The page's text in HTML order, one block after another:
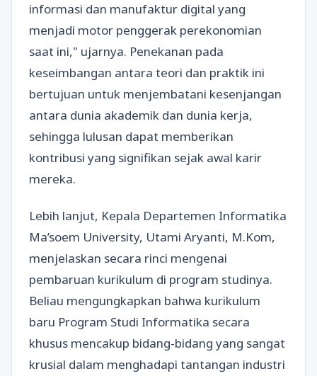
informasi dan manufaktur digital yang
menjadi motor penggerak perekonomian
saat ini," ujarnya. Penekanan pada
keseimbangan antara teori dan praktik ini
bertujuan untuk menjembatani kesenjangan
antara dunia akademik dan dunia kerja,
sehingga lulusan dapat memberikan
kontribusi yang signifikan sejak awal karir
mereka.
Lebih lanjut, Kepala Departemen Informatika
Ma’soem University, Utami Aryanti, M.Kom,
menjelaskan secara rinci mengenai
pembaruan kurikulum di program studinya.
Beliau mengungkapkan bahwa kurikulum
baru Program Studi Informatika secara
khusus mencakup bidang-bidang yang sangat
krusial dalam menghadapi tantangan industri